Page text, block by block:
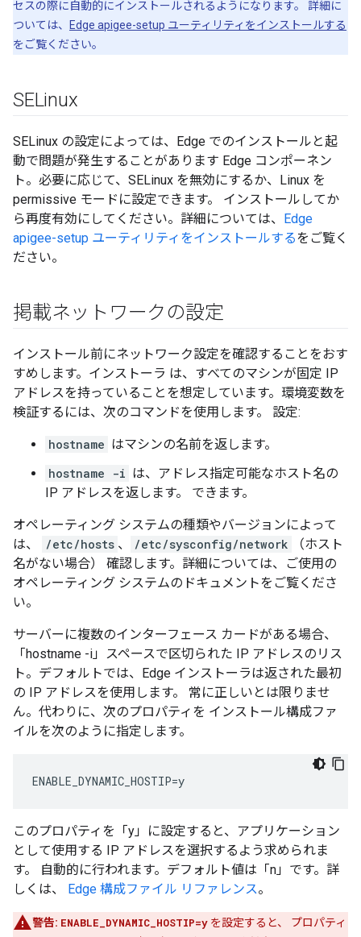
セスの際に自動的にインストールされるようになります。 詳細に
ついては、
Edge apigee-setup ユーティリティをインストールする
をご覧ください。
SELinux
SELinux の設定によっては、Edge でのインストールと起
動で問題が発生することがあります Edge コンポーネン
ト。必要に応じて、SELinux を無効にするか、Linux を
permissive モードに設定できます。 インストールしてか
ら再度有効にしてください。詳細については、 Edge
apigee-setup ユーティリティをインストールするをご覧く
ださい。
掲載ネットワークの設定
インストール前にネットワーク設定を確認することをおす
すめします。インストーラ は、すべてのマシンが固定 IP
アドレスを持っていることを想定しています。環境変数を
検証するには、次のコマンドを使用します。 設定:
hostname はマシンの名前を返します。
hostname -i は、アドレス指定可能なホスト名の
IP アドレスを返します。 できます。
オペレーティング システムの種類やバージョンによって
は、
/etc/hosts 、 /etc/sysconfig/network
（ホスト
名がない場合） 確認します。詳細については、ご使用の
オペレーティング システムのドキュメントをご覧くださ
い。
サーバーに複数のインターフェース カードがある場合、
「hostname -i」スペースで区切られた IP アドレスのリス
ト。デフォルトでは、Edge インストーラは返された最初
の IP アドレスを使用します。 常に正しいとは限りませ
ん。代わりに、次のプロパティを インストール構成ファ
イルを次のように指定します。
ENABLE_DYNAMIC_HOSTIP=y
このプロパティを「y」に設定すると、アプリケーション
として使用する IP アドレスを選択するよう求められま
す。 自動的に行われます。デフォルト値は「n」です。詳
しくは、 Edge 構成ファイル リファレンス。
警告: ENABLE_DYNAMIC_HOSTIP=y を設定すると、 プロパティ